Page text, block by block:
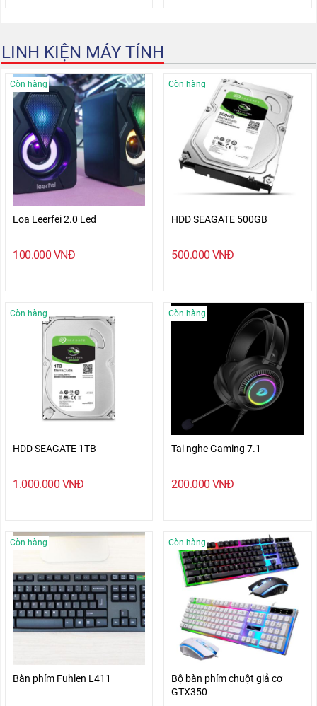
LINH KIỆN MÁY TÍNH
Loa Leerfei 2.0 Led
Còn hàng
100.000 VNĐ
HDD SEAGATE 500GB
Còn hàng
500.000 VNĐ
HDD SEAGATE 1TB
Còn hàng
1.000.000 VNĐ
Tai nghe Gaming 7.1
Còn hàng
200.000 VNĐ
Bàn phím Fuhlen L411
Còn hàng
Bộ bàn phím chuột giả cơ
GTX350
Còn hàng